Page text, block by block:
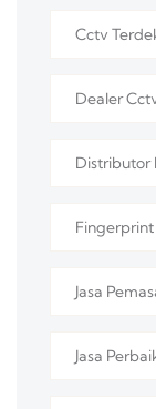
Cctv
Dealer
Distributor
Fingerprint
Jasa
Jasa